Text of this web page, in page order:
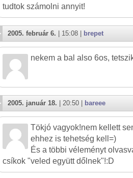
tudtok számolni annyit!
2005. február 6. | 15:08 | brepet
nekem a bal also 6os,
2005. január 18. | 20:50 | bareee
Tökjó vagyok!nem kellett
ehhez is tehetség kell=)
És a többi véleményt
csíkok "veled együtt dőlnek"!:D